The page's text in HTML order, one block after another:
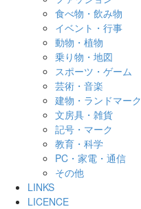
食べ物・飲み物
イベント・行事
動物・植物
乗り物・地図
スポーツ・ゲーム
芸術・音楽
建物・ランドマーク
文房具・雑貨
記号・マーク
教育・科学
PC・家電・通信
その他
LINKS
LICENCE